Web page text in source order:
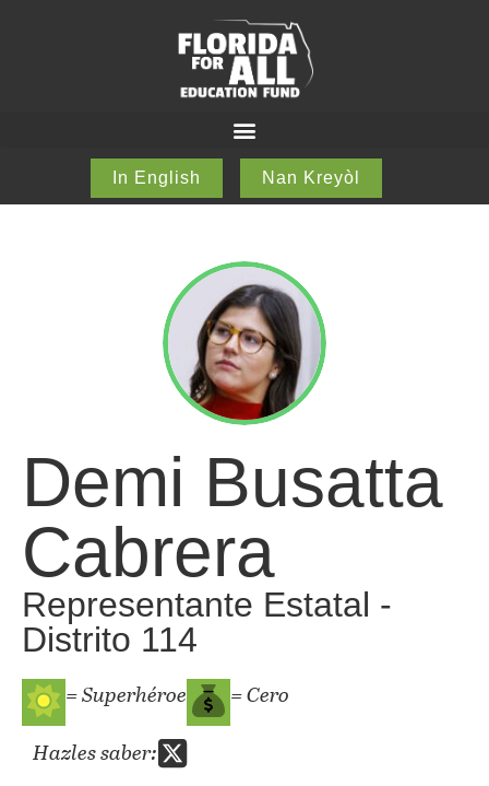
In English Nan Kreyòl
Demi Busatta
Cabrera
Representante Estatal -
Distrito 114
= Superhéroe
= Cero
Hazles saber: